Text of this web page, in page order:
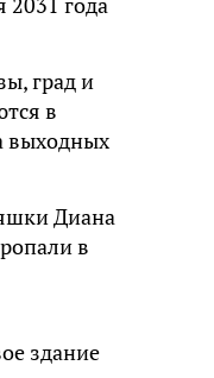
град и
в
выходных
Диана
в
здание